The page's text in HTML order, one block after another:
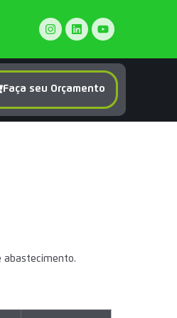
Faça seu Orçamento
abastecimento.